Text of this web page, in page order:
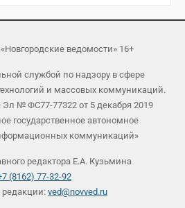
ведомости» 16+
службой по надзору в сфере
и массовых коммуникаций.
№ ФС77-77322 от 5 декабря 2019
государственное автономное
коммуникаций»
редактора Е.А. Кузьмина
(8162) 77-32-92
редакции: ved@novved.ru